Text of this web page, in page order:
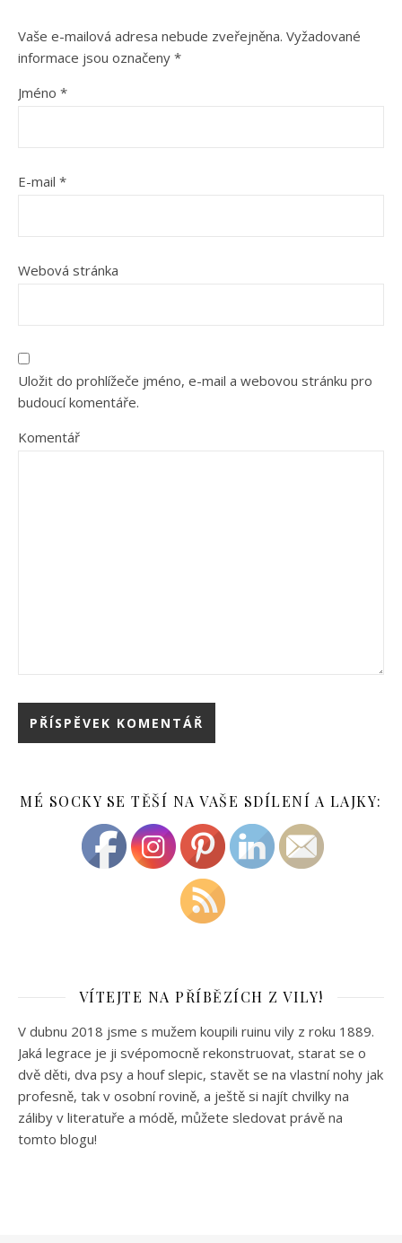
Vaše e-mailová adresa nebude zveřejněna. Vyžadované
informace jsou označeny *
Jméno *
E-mail *
Webová stránka
Uložit do prohlížeče jméno, e-mail a webovou stránku pro
budoucí komentáře.
Komentář
MÉ SOCKY SE TĚŠÍ NA VAŠE SDÍLENÍ A LAJKY:
VÍTEJTE NA PŘÍBĚZÍCH Z VILY!
V dubnu 2018 jsme s mužem koupili ruinu vily z roku 1889.
Jaká legrace je ji svépomocně rekonstruovat, starat se o
dvě děti, dva psy a houf slepic, stavět se na vlastní nohy jak
profesně, tak v osobní rovině, a ještě si najít chvilky na
záliby v literatuře a módě, můžete sledovat právě na
tomto blogu!